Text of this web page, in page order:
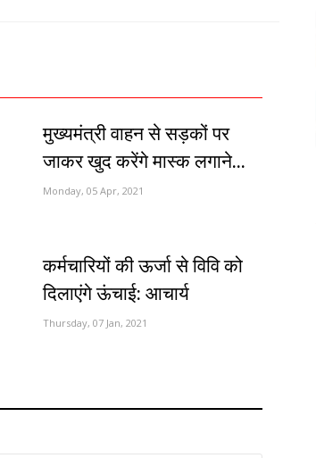
मुख्यमंत्री वाहन से सड़कों पर
जाकर खुद करेंगे मास्क लगाने...
Monday, 05 Apr, 2021
कर्मचारियों की ऊर्जा से विवि को
दिलाएंगे ऊंचाई: आचार्य
Thursday, 07 Jan, 2021